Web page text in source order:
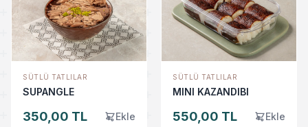
SÜTLÜ TATLILAR
SUPANGLE
350,00 TL Ekle
SÜTLÜ TATLILAR
MINI KAZANDIBI
550,00 TL Ekle